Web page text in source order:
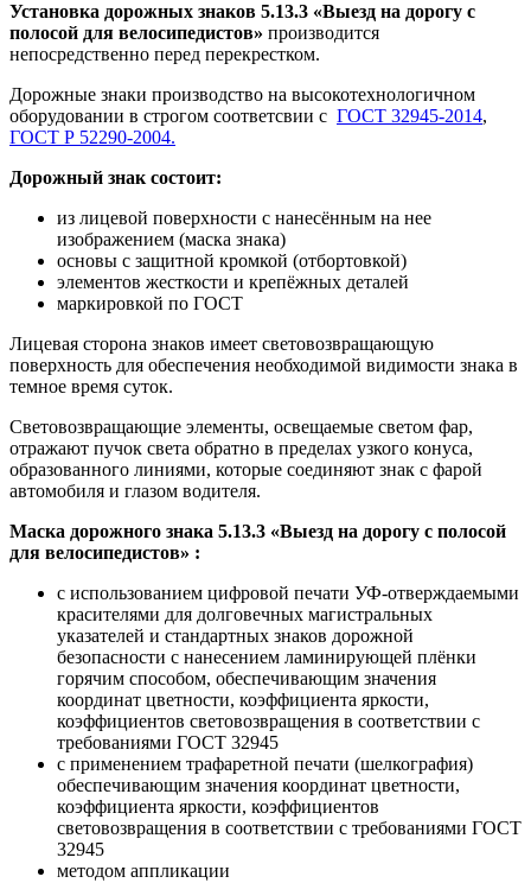
Установка дорожных знаков 5.13.3 «Выезд на дорогу с
полосой для велосипедистов» производится
непосредственно перед перекрестком.
Дорожные знаки производство на высокотехнологичном
оборудовании в строгом соответсвии с ГОСТ 32945-2014,
ГОСТ Р 52290-2004.
Дорожный знак состоит:
из лицевой поверхности с нанесённым на нее
изображением (маска знака)
основы с защитной кромкой (отбортовкой)
элементов жесткости и крепёжных деталей
маркировкой по ГОСТ
Лицевая сторона знаков имеет световозвращающую
поверхность для обеспечения необходимой видимости знака в
темное время суток.
Световозвращающие элементы, освещаемые светом фар,
отражают пучок света обратно в пределах узкого конуса,
образованного линиями, которые соединяют знак с фарой
автомобиля и глазом водителя.
Маска дорожного знака 5.13.3 «Выезд на дорогу с полосой
для велосипедистов» :
с использованием цифровой печати УФ-отверждаемыми
красителями для долговечных магистральных
указателей и стандартных знаков дорожной
безопасности с нанесением ламинирующей плёнки
горячим способом, обеспечивающим значения
координат цветности, коэффициента яркости,
коэффициентов световозвращения в соответствии с
требованиями ГОСТ 32945
с применением трафаретной печати (шелкография)
обеспечивающим значения координат цветности,
коэффициента яркости, коэффициентов
световозвращения в соответствии с требованиями ГОСТ
32945
методом аппликации